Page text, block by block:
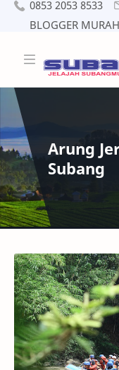
0853 2053 8533
BLOGGER MURAH
Arung
Subang